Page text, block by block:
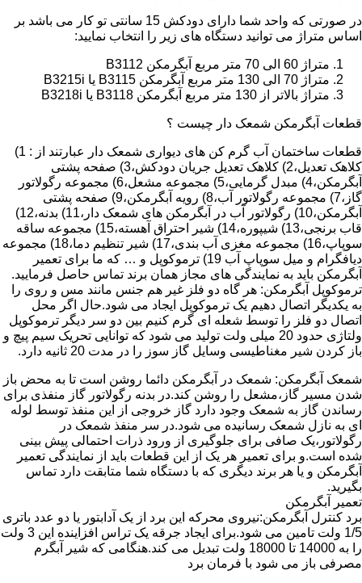
در صورتی که واحد شما دارای دودکش 15 سانتی تو کار می باشد بر
اساس متراژ می توانید دستگاه های زیر را انتخاب نمایید:
متراژ 60 الی 70 متر مربع آبگرمکن B3112
متراژ 70 الی 130 متر مربع آبگرمکن B3115 یا B3215i
متراژ بالاتر از 130 متر مربع آبگرمکن B3118 یا B3218i
قطعات آبگرمکن شمعک دار چیست ؟
قطعات ساختمان آب گرم کن های دیواری شمعک دار عبارتند از : 1)
کلاهک تعدیل،2) کلاهک تعدیل جریان دودکش،3) صفحه پشتی
آبگرمکن،4) مبدل گرمایی،5) مجموعه مشعل،6) مجموعه رگولاتور
گاز،7) مجموعه رگولاتور آب،8) رویه آبگرمکن،9) صفحه پشتی
آبگرمکن،10) رگولاتور آب در آبگرمکن های شمعک دار،11) بدنه،12)
قاب برنجی،13) شیپوره،14) شیر احتراق آهسته،15) مجموعه ساقه
سوپاپ،16) مجموعه مغزی آب بندی،17) شیر تنظیم دما،18) مجموعه
دیافگرام و میل سوپاپ آب 19) ترموکوپل و … که ما برای تعمیر
آبگرمکن باید به نمایندگی های مجاز همان برند تماس حاصل فرمایید.
ترموکوپل آبگرمکن: هر گاه دو فلز غیر هم جنس مانند مس و روی را
به یکدیگر اتصال دهیم یک ترموکوپل ایجاد می شود.حال اگر محل
اتصال دو فلز را توسط شعله ای گرم کنیم بین دو سر دیگر ترموکوپل
ولتاژی حدود 20 میلی ولت تولید می شود که توانایی تحریک سیم پیچ و
باز کردن شیر مغناطیسی وسایل گاز سوز را در مدت 20 ثانیه دارد.
شمعک آبگرمکن: شمعک در آبگرمکن دائما روشن است تا به محض باز
شدن مسیر گاز،مشعل را روشن کند.در بدنه رگولاتور گاز منفذی برای
رساندن گاز به شمعک وجود دارد گاز خروجی از این منفذ توسط لوله
ای به نازل شمعک رسانیده می شود.در سر منفذ شمعک در
رگولاتور،یک صافی برای جلوگیری از ورود ذرات احتمالی پیش بینی
شده است.و برای تعمیر هر یک از این قطعات باید از نمایندگی تعمیر
آبگرمکن و یا هر برند دیگری که با دستگاه شما متابقت دارد تماس
بگیرید.
تعمیر آبگرمکن
برد کنترل آبگرمکن:نیروی محرکه این برد از یک آدابتور یا دو عدد باتری
1/5 ولت تامین می شود.برای ایجاد جرقه یک تراس افزاینده این 3 ولت
را به 14000 تا 18000 ولت تبدیل می کند.هنگامی که شیر آبگرم
مصرفی باز می شود با فرمان برد